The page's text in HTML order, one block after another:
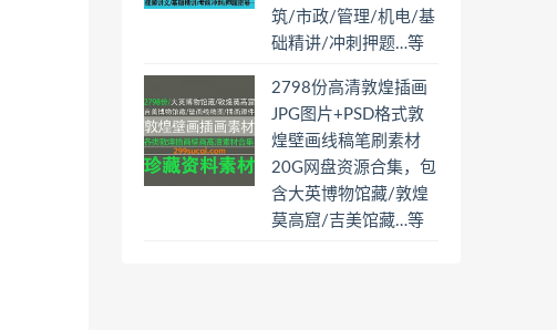
筑/市政/管理/机电/基
础精讲/冲刺押题…等
2798份高清敦煌插画
JPG图片+PSD格式敦
煌壁画线稿笔刷素材
20G网盘资源合集，包
含大英博物馆藏/敦煌
莫高窟/吉美馆藏…等